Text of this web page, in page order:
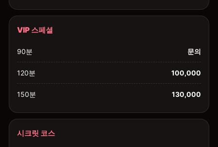
VIP 스페셜
90분 문의
120분 100,000
150분 130,000
시크릿 코스